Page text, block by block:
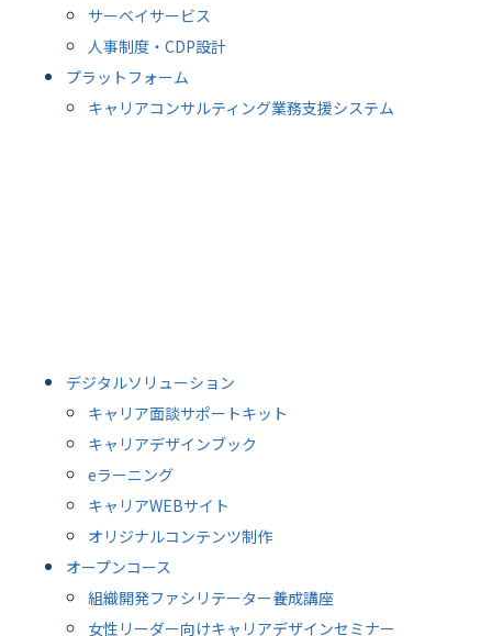
サーベイサービス
人事制度・CDP設計
プラットフォーム
キャリアコンサルティング業務支援システム
デジタルソリューション
キャリア面談サポートキット
キャリアデザインブック
eラーニング
キャリアWEBサイト
オリジナルコンテンツ制作
オープンコース
組織開発ファシリテーター養成講座
女性リーダー向けキャリアデザインセミナー